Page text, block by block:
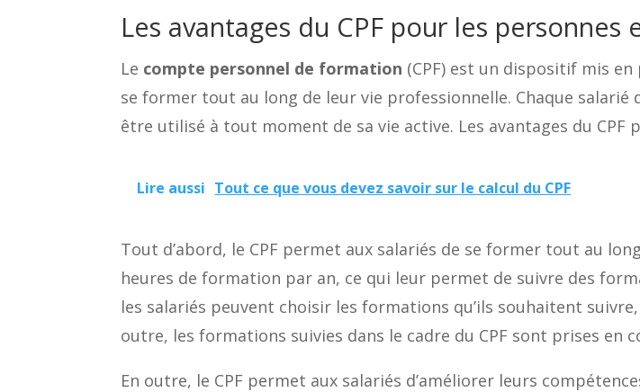
Les avantages du CPF pour les personnes
Le compte personnel de formation (CPF) est un dispositif mis
se former tout au long de leur vie professionnelle. Chaque
être utilisé à tout moment de sa vie active. Les avantages du
Lire aussi Tout ce que vous devez savoir sur le calcul du CPF
Tout d’abord, le CPF permet aux salariés de se former tout au
heures de formation par an, ce qui leur permet de suivre des
les salariés peuvent choisir les formations qu’ils souhaitent
outre, les formations suivies dans le cadre du CPF sont prises en
En outre, le CPF permet aux salariés d’améliorer leurs